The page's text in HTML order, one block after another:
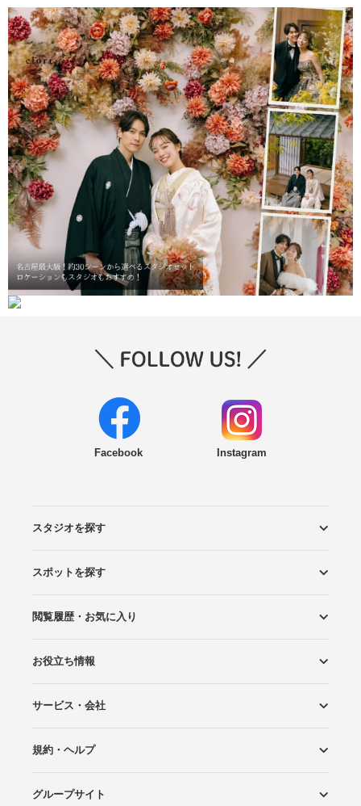
Facebook Instagram
スタジオを探す
エリアから探す
こだわりから探す
NEW PHOTO STYLE
プランから探す
フォトタイプ診断
フォトグラファーから探す
国内リゾートから探す
スポットを探す
ロケーションから探す
スタジオから探す
閲覧履歴・お気に入り
閲覧スタジオ
お気に入り
お役立ち情報
Wedding Photo マガジン
はじめてガイド
サービス・会社
Photoraitとは
スタジオの掲載について
お問い合わせ
運営会社
サイトマップ
規約・ヘルプ
プライバシーポリシー
利用規約
ヘルプ
グループサイト